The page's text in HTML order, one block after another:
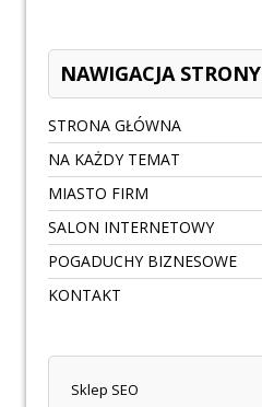
NAWIGACJA STRONY
STRONA GŁÓWNA
NA KAŻDY TEMAT
MIASTO FIRM
SALON INTERNETOWY
POGADUCHY BIZNESOWE
KONTAKT
Sklep SEO